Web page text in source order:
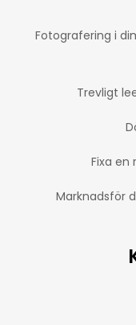
Fotografering i
Trevligt
Fixa
Marknadsför